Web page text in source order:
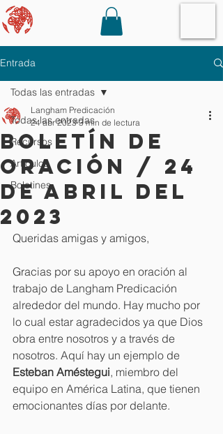
Entrada
Todas las entradas
Recursos
Artículos
Boletines
Todas las entradas
Boletín de
oración / 24
de abril del
2023
Langham Predicación
24 abr 2023 3 min de lectura
Queridas amigas y amigos,
Gracias por su apoyo en oración al
trabajo de Langham Predicación
alrededor del mundo. Hay mucho por
lo cual estar agradecidos ya que Dios
obra entre nosotros y a través de
nosotros. Aquí hay un ejemplo de
Esteban Améstegui, miembro del
equipo en América Latina, que tienen
emocionantes días por delante.